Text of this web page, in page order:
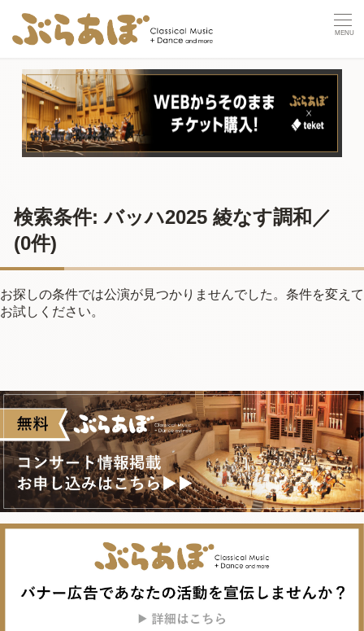
検索条件: バッハ2025 綾なす調和／
(0件)
お探しの条件では公演が見つかりませんでした。条件を変えて
お試しください。